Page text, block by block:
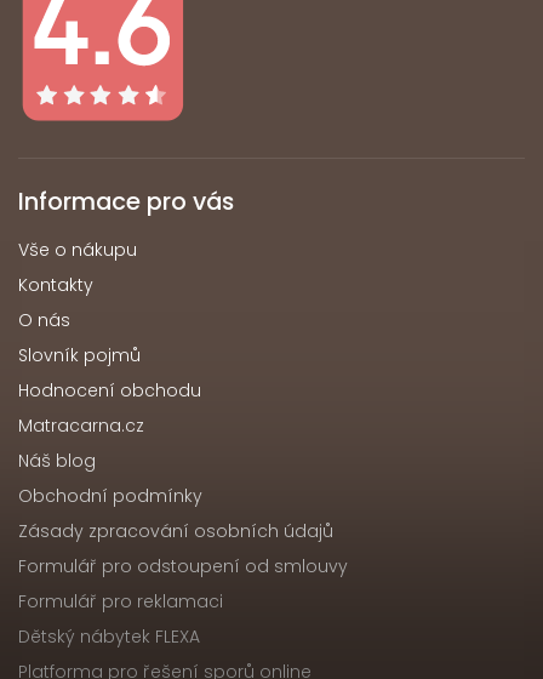
Informace pro vás
Vše o nákupu
Kontakty
O nás
Slovník pojmů
Hodnocení obchodu
Matracarna.cz
Náš blog
Obchodní podmínky
Zásady zpracování osobních údajů
Formulář pro odstoupení od smlouvy
Formulář pro reklamaci
Dětský nábytek FLEXA
Platforma pro řešení sporů online